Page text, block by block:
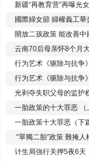
新疆“再教育营”再曝光
國際婦女節 婦權義工
開放二孩政策 能改善中
云南70后母亲怀8个月
行为艺术《驱除与抗争
行为艺术《驱除与抗争
光剥夺失职父母的监护
一胎政策的十大罪恶 （
一胎政策十大罪恶（下
“單獨二胎”政策 難掩
计生局強行关押5夜6天